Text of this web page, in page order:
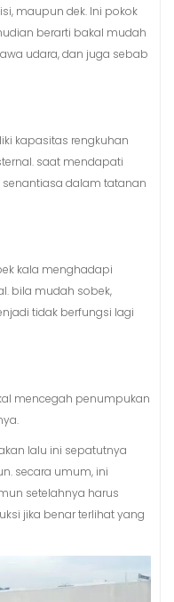
maupun dek. Ini pokok
berarti bakal mudah
udara, dan juga sebab
kapasitas rengkuhan
saat mendapati
dalam tatanan
kala menghadapi
bila mudah sobek,
tidak berfungsi lagi
mencegah penumpukan
lalu ini sepatutnya
secara umum, ini
setelahnya harus
jika benar terlihat yang